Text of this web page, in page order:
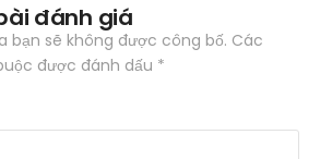
đánh giá
bạn sẽ không được công bố. Các
được đánh dấu *